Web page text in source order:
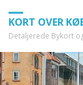
KORT OVER
Detaljerede Bykort